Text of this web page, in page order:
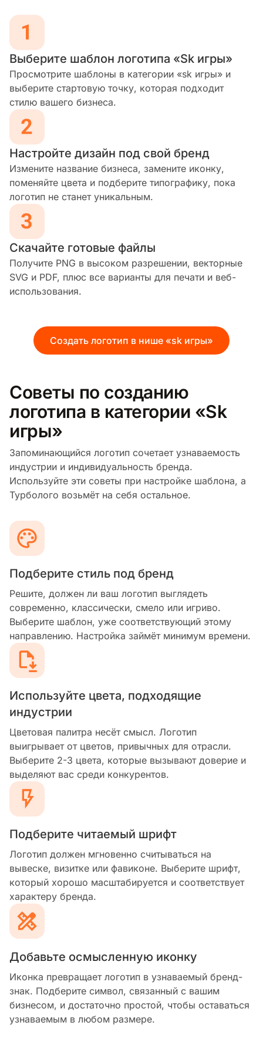
Выберите шаблон логотипа «Sk игры»
Просмотрите шаблоны в категории «sk игры» и
выберите стартовую точку, которая подходит
стилю вашего бизнеса.
Настройте дизайн под свой бренд
Измените название бизнеса, замените иконку,
поменяйте цвета и подберите типографику, пока
логотип не станет уникальным.
Скачайте готовые файлы
Получите PNG в высоком разрешении, векторные
SVG и PDF, плюс все варианты для печати и веб-
использования.
Создать логотип в нише «sk игры»
Советы по созданию
логотипа в категории «Sk
игры»
Запоминающийся логотип сочетает узнаваемость
индустрии и индивидуальность бренда.
Используйте эти советы при настройке шаблона, а
Турболого возьмёт на себя остальное.
Подберите стиль под бренд
Решите, должен ли ваш логотип выглядеть
современно, классически, смело или игриво.
Выберите шаблон, уже соответствующий этому
направлению. Настройка займёт минимум времени.
Используйте цвета, подходящие
индустрии
Цветовая палитра несёт смысл. Логотип
выигрывает от цветов, привычных для отрасли.
Выберите 2-3 цвета, которые вызывают доверие и
выделяют вас среди конкурентов.
Подберите читаемый шрифт
Логотип должен мгновенно считываться на
вывеске, визитке или фавиконе. Выберите шрифт,
который хорошо масштабируется и соответствует
характеру бренда.
Добавьте осмысленную иконку
Иконка превращает логотип в узнаваемый бренд-
знак. Подберите символ, связанный с вашим
бизнесом, и достаточно простой, чтобы оставаться
узнаваемым в любом размере.